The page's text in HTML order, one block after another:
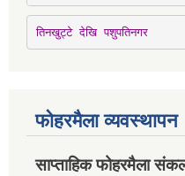
तिनखुट्टे देखि पशुपतिनगर
फोहरमैला व्यवस्थापन
साप्ताहिक फोहरमैला